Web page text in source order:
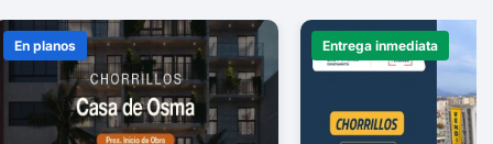
En planos Entrega inmediata